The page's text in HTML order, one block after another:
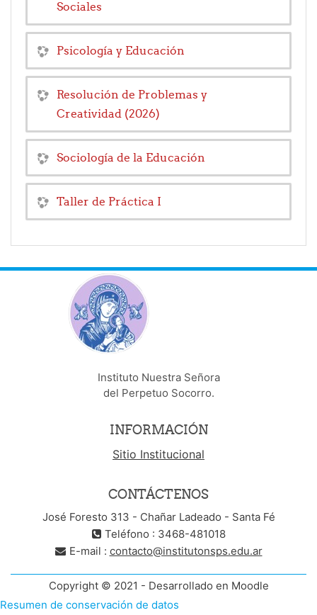
Sociales
Psicología y Educación
Resolución de Problemas y
Creatividad (2026)
Sociología de la Educación
Taller de Práctica I
Instituto Nuestra Señora
del Perpetuo Socorro.
INFORMACIÓN
Sitio Institucional
CONTÁCTENOS
José Foresto 313 - Chañar Ladeado - Santa Fé
Teléfono : 3468-481018
E-mail : contacto@institutonsps.edu.ar
Copyright © 2021 - Desarrollado en Moodle
Resumen de conservación de datos